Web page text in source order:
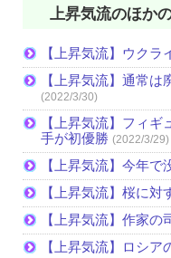
上昇気流のほか
【上昇気流】ウク
【上昇気流】通常
(2022/3/30)
【上昇気流】フィ
手が初優勝 (2022/3/29)
【上昇気流】今年
【上昇気流】桜に
【上昇気流】作家
【上昇気流】ロシ